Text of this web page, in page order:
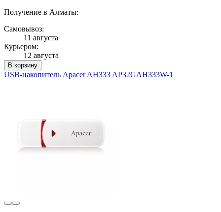
Получение в Алматы:
Самовывоз:
11 августа
Курьером:
12 августа
В корзину
USB-накопитель Apacer AH333 AP32GAH333W-1